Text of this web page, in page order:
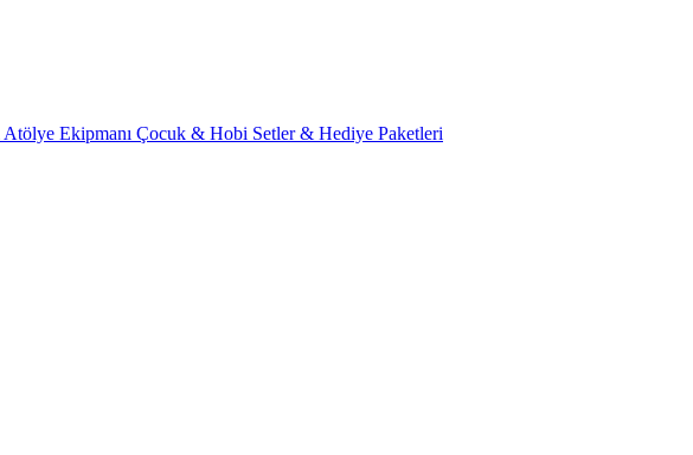
Atölye Ekipmanı Çocuk & Hobi Setler & Hediye Paketleri